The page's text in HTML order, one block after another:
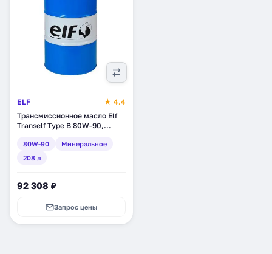
ELF
★ 4.4
Трансмиссионное масло Elf
Tranself Type B 80W-90,
80W-90
Минеральное
208 л
92 308 ₽
Запрос цены